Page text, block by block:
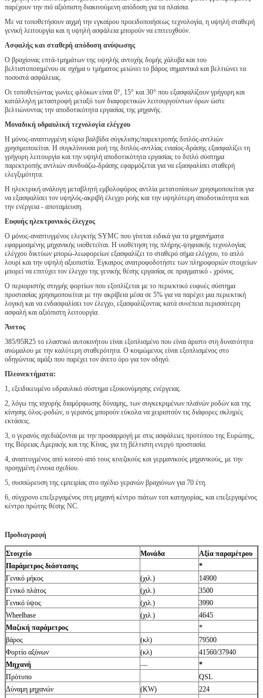
παρέχουν την πιό αξιόπιστη διακινούμενη απόδοση για τα πλαίσια.
Με να τοποθετήσουν αιχμή την εγκαίρου προειδοποιήσεως τεχνολογία, η υψηλή σταθερή
γενική λειτουργία και η υψηλή ασφάλεια μπορούν να επιτευχθούν.
Ασφαλής και σταθερή απόδοση ανύψωσης
Ο βραχίονας επτά-τμημάτων της υψηλής αντοχής δομής χάλυβα και του
βελτιστοποιημένου σε σχήμα υ τμήματος μειώνει το βάρος σημαντικά και βελτιώνει τα
ποσοστά ασφάλειας.
Οι τοποθετώντας γωνίες φλόκων είναι 0°, 15° και 30° που εξασφαλίζουν γρήγορη και
κατάλληλη μεταστροφή μεταξύ των διαφορετικών λειτουργούντων όρων ώστε
βελτιώνοντας την αποδοτικότητα εργασίας της μηχανής.
Μοναδική υδραυλική τεχνολογία ελέγχου
Η μόνος-αναπτυγμένη κύρια βαλβίδα σύγκλισης/παρεκτροπής διπλός-αντλιών
χρησιμοποιείται. Η συγκλίνουσα ροή της διπλός-αντλίας ενιαίος-δράσης εξασφαλίζει τη
γρήγορη λειτουργία και την υψηλή αποδοτικότητα εργασίας το διπλό σύστημα
παρεκτροπής αντλιών συνδυάζω-δράσης εφαρμόζεται για να εξασφαλίσει σταθερή
ελεγξιμότητα.
Η ηλεκτρική ανάλογη μεταβλητή εμβολοφόρος αντλία μετατοπίσεων χρησιμοποιείται για
να εξασφαλίσει τον υψηλός-ακριβή έλεγχο ροής και την υψηλότερη αποδοτικότητα και
την ενέργεια - αποταμίευση.
Ευφυής ηλεκτρονικός έλεγχος
Ο μόνος-αναπτυγμένος ελεγκτής SYMC που γίνεται ειδικά για τα μηχανήματα
εφαρμοσμένης μηχανικής υιοθετείται. Η υιοθέτηση της πλήρης-ψηφιακής τεχνολογίας
ελέγχου δικτύων μπορώ-λεωφορείων εξασφαλίζει το σταθερό σήμα ελέγχου, το απλό
λουρί και την υψηλή αξιοπιστία. Έγκαιρος ανατροφοδοτήστε των πληροφοριών στοιχείων
μπορεί να επιτύχει τον έλεγχο της γενικής θέσης εργασίας σε πραγματικό - χρόνος.
Ο περιοριστής στιγμής φορτίων που εξοπλίζεται με το περιεκτικό ευφυές σύστημα
προστασίας χρησιμοποιείται με την ακρίβεια μέσα σε 5% για να παρέχει μια περιεκτική
λογική και να ενδασφαλίσει τον έλεγχο, εξασφαλίζοντας κατά συνέπεια περισσότερη
ασφαλή και αξιόπιστη λειτουργία.
Άνετος
385/95R25 το ελαστικό αυτοκινήτου είναι εξοπλισμένο που είναι άριστο στη δυνατότητα
ανώμαλου με την καλύτερη σταθερότητα. Ο κοιμώμενος είναι εξοπλισμένος στο
οδηγώντας αμάξι που παρέχει τον άνετο όρο για τον οδηγό.
Πλεονεκτήματα:
1, εξειδικευμένο υδραυλικό σύστημα εξοικονόμησης ενέργειας.
2, λόγω της ισχυρής διαμόρφωσης δύναμης, των συγκεκριμένων πλαϊνών ροδών και της
κίνησης όλος-ροδών, ο γερανός μπορούν εύκολα να χειριστούν τις διάφορες σκληρές
εκτάσεις.
3, ο γερανός σχεδιάζονται με την προσαρμογή με στις ασφάλειες προτύπου της Ευρώπης,
της Βόρειας Αμερικής και της Κίνας, για τη βέλτιστη ενεργό προστασία.
4, αναπτυγμένος από κοινού από τους κινεζικούς και γερμανικούς μηχανικούς, με την
προηγμένη έννοια σχεδίου.
5, συσσώρευση της εμπειρίας στο σχέδιο γερανών βραχιόνων για 70 έτη.
6, σύγχρονο επεξεργαμένος στη μηχανή κέντρο πιάτων τοπ κατηγορίας, και επεξεργαμένος
κέντρο πρώτης θέσης NC.
Προδιαγραφή
Στοιχείο Μονάδα
Αξία παραμέτρου
Παράμετρος διάστασης
*
Γενικό μήκος
(χιλ.)
14900
Γενικό πλάτος
(χιλ.)
3500
Γενικό ύψος
(χιλ.)
3990
Wheelbase
(χιλ.)
4645
Μαζική παράμετρος
*
βάρος
(κλ)
79500
Φορτίο αξόνων
(κλ)
41560/37940
Μηχανή
—
*
Πρότυπο
QSL
Δύναμη μηχανών
(KW)
224